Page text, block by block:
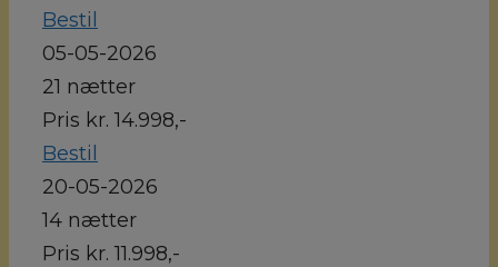
Bestil
05-05-2026
21 nætter
Pris kr. 14.998,-
Bestil
20-05-2026
14 nætter
Pris kr. 11.998,-